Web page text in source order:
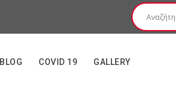
BLOG COVID 19 GALLERY